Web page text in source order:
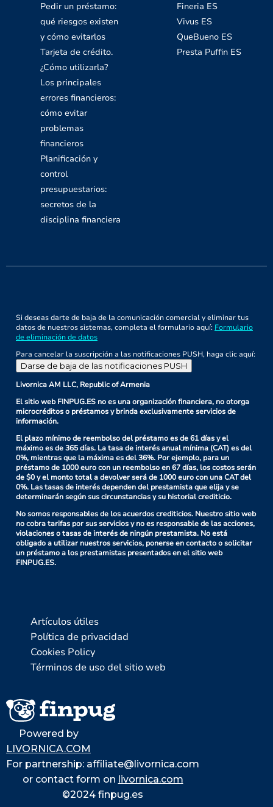
Pedir un préstamo:
qué riesgos existen
y cómo evitarlos
Tarjeta de crédito.
¿Cómo utilizarla?
Los principales
errores financieros:
cómo evitar
problemas
financieros
Planificación y
control
presupuestarios:
secretos de la
disciplina financiera
Fineria ES
Vivus ES
QueBueno ES
Presta Puffin ES
Si deseas darte de baja de la comunicación comercial y eliminar tus
datos de nuestros sistemas, completa el formulario aquí: Formulario
de eliminación de datos
Para cancelar la suscripción a las notificaciones PUSH, haga clic aquí:
Darse de baja de las notificaciones PUSH
Livornica AM LLC, Republic of Armenia
El sitio web FINPUG.ES no es una organización financiera, no otorga
microcréditos o préstamos y brinda exclusivamente servicios de
información.
El plazo mínimo de reembolso del préstamo es de 61 días y el
máximo es de 365 días. La tasa de interés anual mínima (CAT) es del
0%, mientras que la máxima es del 36%. Por ejemplo, para un
préstamo de 1000 euro con un reembolso en 67 días, los costos serán
de $0 y el monto total a devolver será de 1000 euro con una CAT del
0%. Las tasas de interés dependen del prestamista que elija y se
determinarán según sus circunstancias y su historial crediticio.
No somos responsables de los acuerdos crediticios. Nuestro sitio web
no cobra tarifas por sus servicios y no es responsable de las acciones,
violaciones o tasas de interés de ningún prestamista. No está
obligado a utilizar nuestros servicios, ponerse en contacto o solicitar
un préstamo a los prestamistas presentados en el sitio web
FINPUG.ES.
Artículos útiles
Política de privacidad
Cookies Policy
Términos de uso del sitio web
Powered by
LIVORNICA.COM
For partnership: affiliate@livornica.com
or contact form on livornica.com
©2024 finpug.es